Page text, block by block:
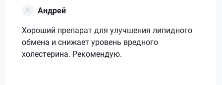
Андрей
Хороший препарат для улучшения липидного
обмена и снижает уровень вредного
холестерина. Рекомендую.